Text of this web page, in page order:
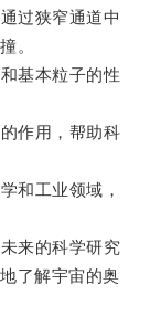
过狭窄通道中
。
基本粒子的性
作用，帮助科
和工业领域，
来的科学研究
了解宇宙的奥